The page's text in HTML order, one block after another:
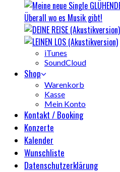
Überall wo es Musik gibt!
iTunes
SoundCloud
Shop
Warenkorb
Kasse
Mein Konto
Kontakt / Booking
Konzerte
Kalender
Wunschliste
Datenschutzerklärung